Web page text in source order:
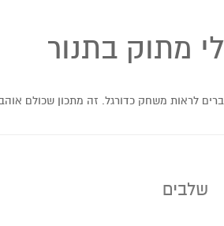
מתוק בתנור
לראות משחק כדורגל. זה מתכון שכולם
שלבים